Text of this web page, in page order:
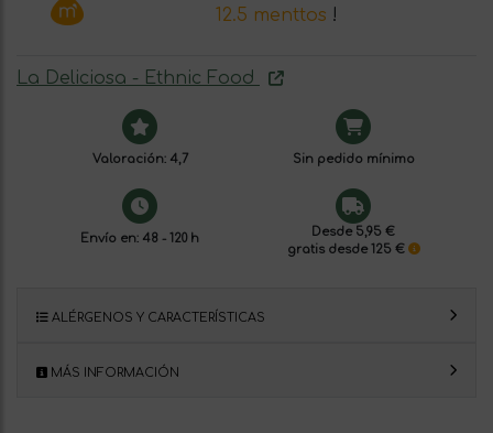
12.5 menttos !
La Deliciosa - Ethnic Food
Valoración: 4,7 Sin pedido mínimo
Envío en: 48 - 120 h
Desde 5,95 €
gratis desde 125 €
ALÉRGENOS Y CARACTERÍSTICAS
MÁS INFORMACIÓN